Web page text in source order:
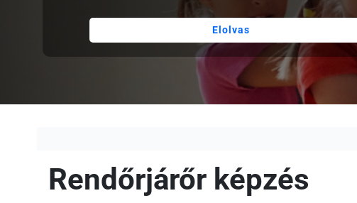
Elolvas
Rendőrjárőr képzés